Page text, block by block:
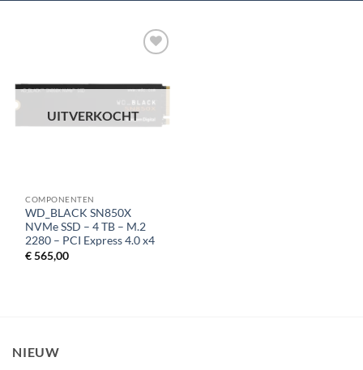
UITVERKOCHT
COMPONENTEN
WD_BLACK SN850X
NVMe SSD – 4 TB – M.2
2280 – PCI Express 4.0 x4
€565,00
NIEUW